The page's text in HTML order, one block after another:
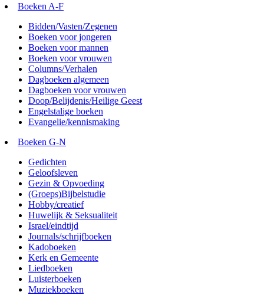
Boeken A-F
Bidden/Vasten/Zegenen
Boeken voor jongeren
Boeken voor mannen
Boeken voor vrouwen
Columns/Verhalen
Dagboeken algemeen
Dagboeken voor vrouwen
Doop/Belijdenis/Heilige Geest
Engelstalige boeken
Evangelie/kennismaking
Boeken G-N
Gedichten
Geloofsleven
Gezin & Opvoeding
(Groeps)Bijbelstudie
Hobby/creatief
Huwelijk & Seksualiteit
Israel/eindtijd
Journals/schrijfboeken
Kadoboeken
Kerk en Gemeente
Liedboeken
Luisterboeken
Muziekboeken